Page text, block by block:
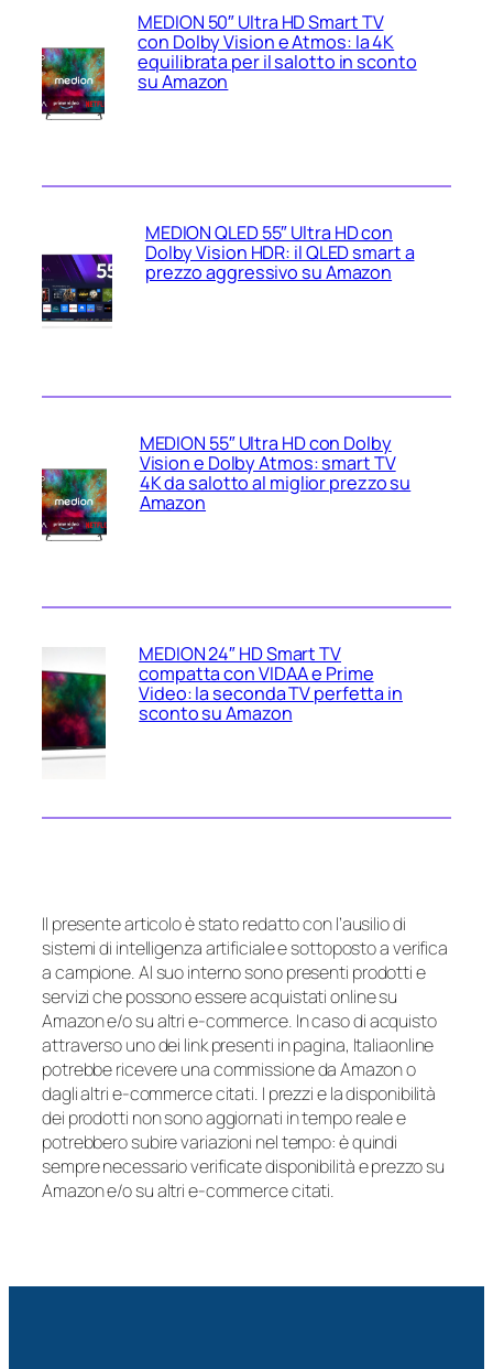
MEDION 50″ Ultra HD Smart TV
con Dolby Vision e Atmos: la 4K
equilibrata per il salotto in sconto
su Amazon
MEDION QLED 55″ Ultra HD con
Dolby Vision HDR: il QLED smart a
prezzo aggressivo su Amazon
MEDION 55″ Ultra HD con Dolby
Vision e Dolby Atmos: smart TV
4K da salotto al miglior prezzo su
Amazon
MEDION 24″ HD Smart TV
compatta con VIDAA e Prime
Video: la seconda TV perfetta in
sconto su Amazon
Il presente articolo è stato redatto con l’ausilio di
sistemi di intelligenza artificiale e sottoposto a verifica
a campione. Al suo interno sono presenti prodotti e
servizi che possono essere acquistati online su
Amazon e/o su altri e-commerce. In caso di acquisto
attraverso uno dei link presenti in pagina, Italiaonline
potrebbe ricevere una commissione da Amazon o
dagli altri e-commerce citati. I prezzi e la disponibilità
dei prodotti non sono aggiornati in tempo reale e
potrebbero subire variazioni nel tempo: è quindi
sempre necessario verificate disponibilità e prezzo su
Amazon e/o su altri e-commerce citati.